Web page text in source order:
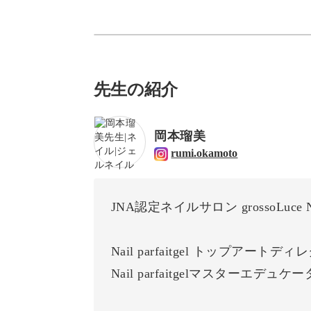
先生の紹介
岡本瑠美
rumi.okamoto
JNA認定ネイルサロン grossoLuce
Nail parfaitgel トップアートディレ
Nail parfaitgelマスターエデュケー